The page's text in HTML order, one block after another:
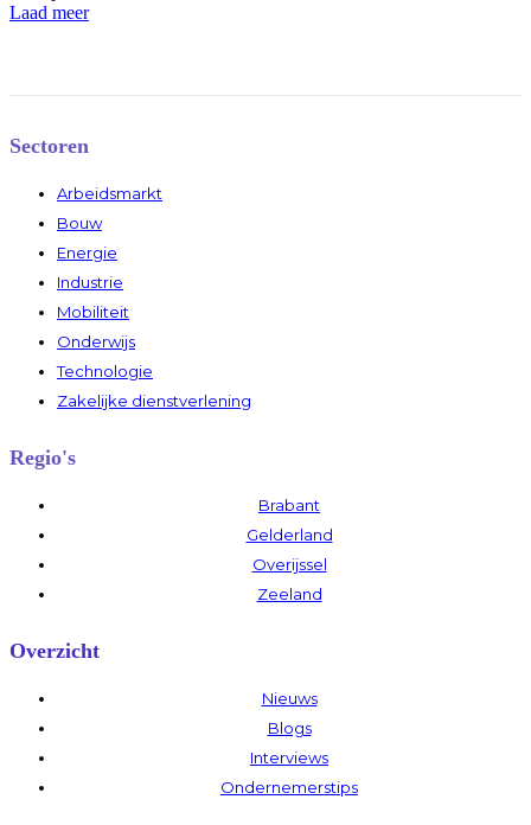
Laad meer
Sectoren
Arbeidsmarkt
Bouw
Energie
Industrie
Mobiliteit
Onderwijs
Technologie
Zakelijke dienstverlening
Regio's
Brabant
Gelderland
Overijssel
Zeeland
Overzicht
Nieuws
Blogs
Interviews
Ondernemerstips